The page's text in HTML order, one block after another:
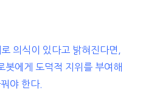
의식이 있다고 밝혀진다면,
봇에게 도덕적 지위를 부여해
야 한다.